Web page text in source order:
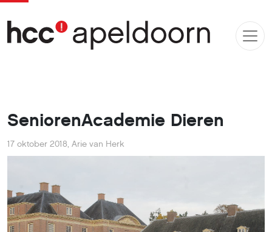
SeniorenAcademie Dieren
17 oktober 2018, Arie van Herk